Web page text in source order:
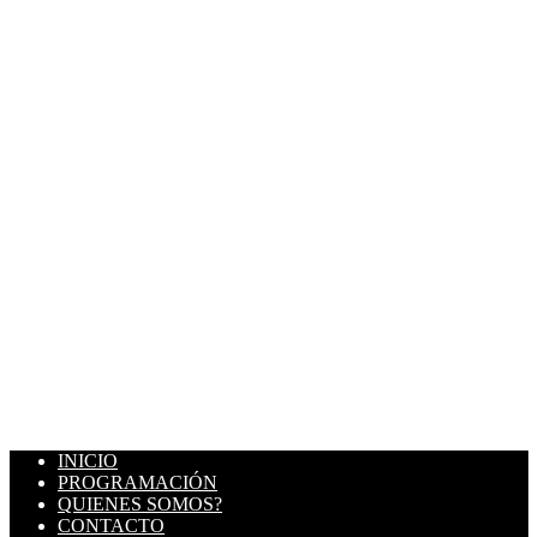
INICIO
PROGRAMACIÓN
QUIENES SOMOS?
CONTACTO